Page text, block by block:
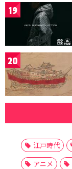
19
20
江戸時代
アニメ